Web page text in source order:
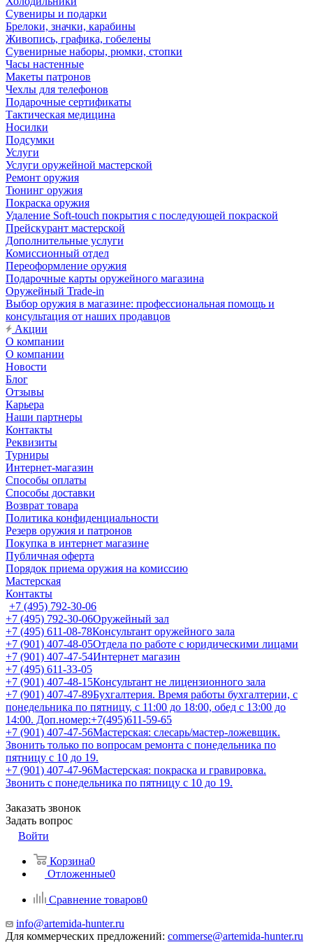
Сувениры и подарки
Брелоки, значки, карабины
Живопись, графика, гобелены
Сувенирные наборы, рюмки, стопки
Часы настенные
Макеты патронов
Чехлы для телефонов
Подарочные сертификаты
Тактическая медицина
Носилки
Подсумки
Услуги
Услуги оружейной мастерской
Ремонт оружия
Тюнинг оружия
Покраска оружия
Удаление Soft-touch покрытия с последующей покраской
Прейскурант мастерской
Дополнительные услуги
Комиссионный отдел
Переоформление оружия
Подарочные карты оружейного магазина
Оружейный Trade-in
Выбор оружия в магазине: профессиональная помощь и
консультация от наших продавцов
Акции
О компании
О компании
Новости
Блог
Отзывы
Карьера
Наши партнеры
Контакты
Реквизиты
Турниры
Интернет-магазин
Способы оплаты
Способы доставки
Возврат товара
Политика конфиденциальности
Резерв оружия и патронов
Покупка в интернет магазине
Публичная оферта
Порядок приема оружия на комиссию
Мастерская
Контакты
+7 (495) 792-30-06
+7 (495) 792-30-06Оружейный зал
+7 (495) 611-08-78Консультант оружейного зала
+7 (901) 407-48-05Отдела по работе с юридическими лицами
+7 (901) 407-47-54Интернет магазин
+7 (495) 611-33-05
+7 (901) 407-48-15Консультант не лицензионного зала
+7 (901) 407-47-89Бухгалтерия. Время работы бухгалтерии, с
понедельника по пятницу, с 11:00 до 18:00, обед с 13:00 до
14:00. Доп.номер:+7(495)611-59-65
+7 (901) 407-47-56Мастерская: слесарь/мастер-ложевщик.
Звонить только по вопросам ремонта с понедельника по
пятницу с 10 до 19.
+7 (901) 407-47-96Мастерская: покраска и гравировка.
Звонить с понедельника по пятницу с 10 до 19.
Заказать звонок
Задать вопрос
Войти
Корзина0
Отложенные0
Сравнение товаров0
info@artemida-hunter.ru
Для коммерческих предложений: commerse@artemida-hunter.ru